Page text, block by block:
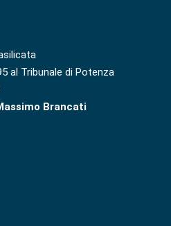
al Tribunale di Potenza
Brancati